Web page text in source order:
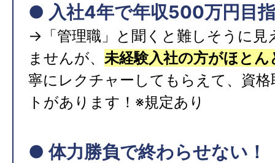
● 入社4年で年収500万円目
→「管理職」と聞くと難しそうに見
ませんが、 未経験入社の方がほとん
寧にレクチャーしてもらえて、資
トがあります！※規定あり
● 体力勝負で終わらせない！